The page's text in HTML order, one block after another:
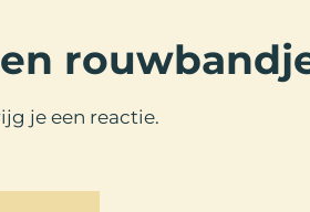
je een reactie.